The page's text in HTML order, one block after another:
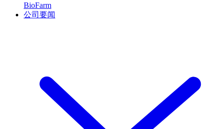
BioFarm
公司要闻